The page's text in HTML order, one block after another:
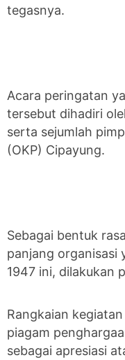
tegasnya.
Acara peringatan
tersebut dihadiri
serta sejumlah
(OKP) Cipayung.
Sebagai bentuk
panjang organisasi
1947 ini, dilakukan
Rangkaian
piagam
sebagai apresiasi